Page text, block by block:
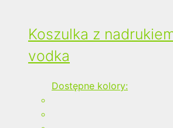
Koszulka z
vodka
Dostępne kolory: